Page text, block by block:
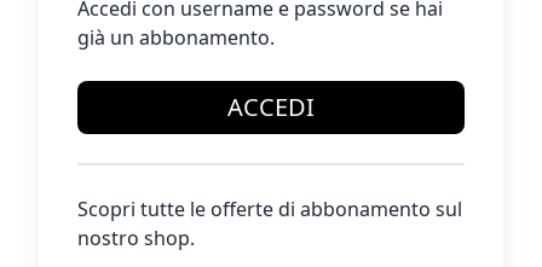
Accedi con username e password se hai
già un abbonamento.
ACCEDI
Scopri tutte le offerte di abbonamento sul
nostro shop.